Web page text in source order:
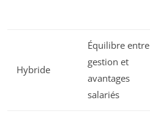
Hybride
Équilibre entre
gestion et
avantages
salariés